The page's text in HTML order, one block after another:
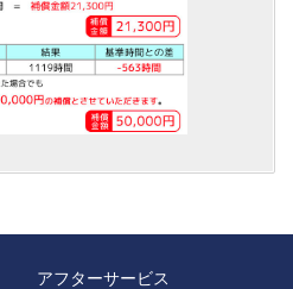
アフターサービス